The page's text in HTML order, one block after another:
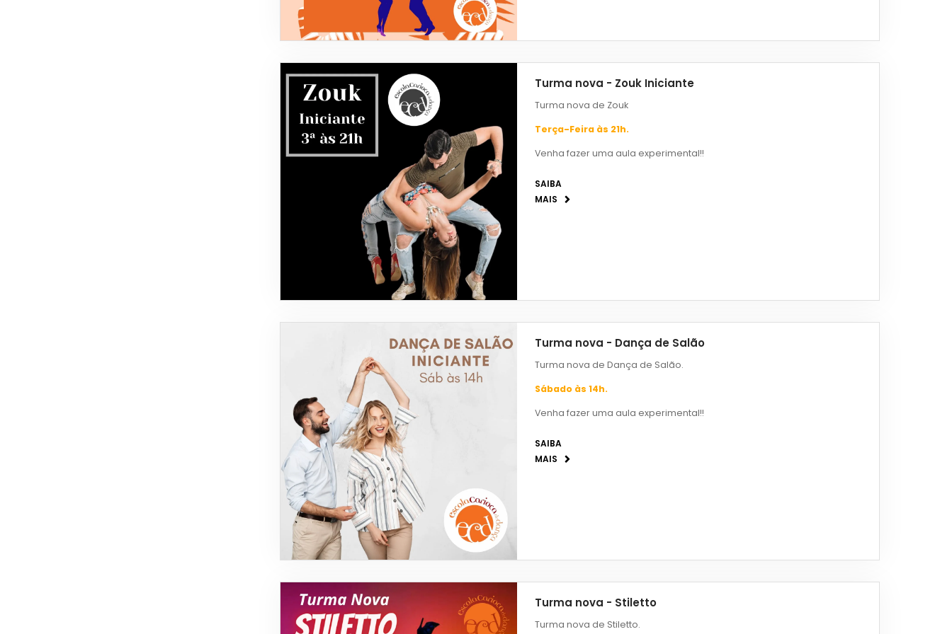
Turma nova - Zouk Iniciante
Turma nova de Zouk
Terça-Feira às 21h.
Venha fazer uma aula experimental!!
SAIBA
MAIS
Turma nova - Dança de Salão
Turma nova de Dança de Salão.
Sábado às 14h.
Venha fazer uma aula experimental!!
SAIBA
MAIS
Turma nova - Stiletto
Turma nova de Stiletto.